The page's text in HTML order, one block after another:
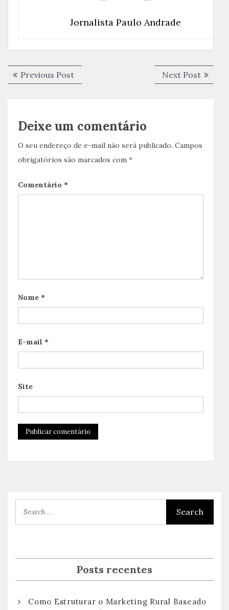
Jornalista Paulo Andrade
Navegação
de
Previous PostPrevious
post:
Next PostNext
post:
Deixe um comentário
O seu endereço de e-mail não será publicado. Campos
obrigatórios são marcados com *
Comentário *
Nome *
E-mail *
Site
Posts recentes
Como Estruturar o Marketing Rural Baseado